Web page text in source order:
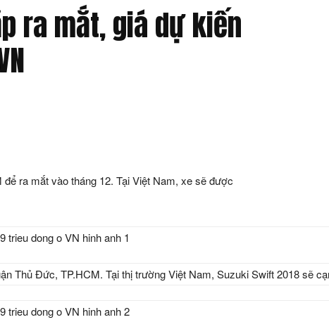
ra mắt, giá dự kiến
ra mắt vào tháng 12. Tại Việt Nam, xe sẽ được
Thủ Đức, TP.HCM. Tại thị trường Việt Nam, Suzuki Swift 2018 sẽ